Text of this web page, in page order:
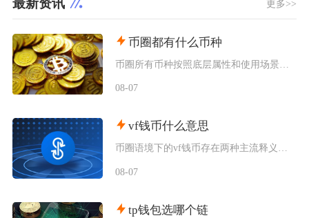
最新资讯 更多>>
币圈都有什么币种
08-07
vf钱币什么意思
币圈语境下的vf钱币存在两种主流释义，一是古钱币收藏流通市场通用的VF品相评级标识，二是链
08-07
tp钱包选哪个链